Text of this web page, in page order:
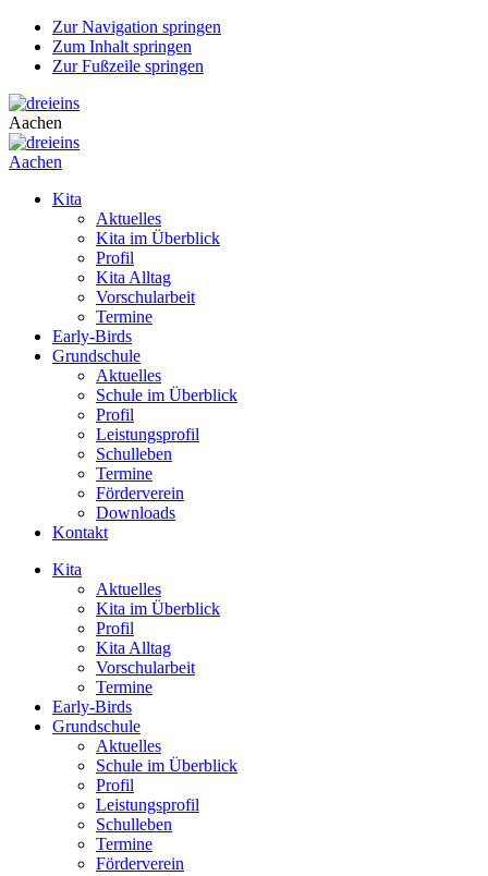
Zur Navigation springen
Zum Inhalt springen
Zur Fußzeile springen
Aachen
Aachen
Kita
Aktuelles
Kita im Überblick
Profil
Kita Alltag
Vorschularbeit
Termine
Early-Birds
Grundschule
Aktuelles
Schule im Überblick
Profil
Leistungsprofil
Schulleben
Termine
Förderverein
Downloads
Kontakt
Kita
Aktuelles
Kita im Überblick
Profil
Kita Alltag
Vorschularbeit
Termine
Early-Birds
Grundschule
Aktuelles
Schule im Überblick
Profil
Leistungsprofil
Schulleben
Termine
Förderverein